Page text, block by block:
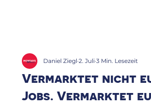
Vermarktet nicht
Jobs. Vermarktet
Daniel Ziegl 2. Juli 3 Min. Lesezeit